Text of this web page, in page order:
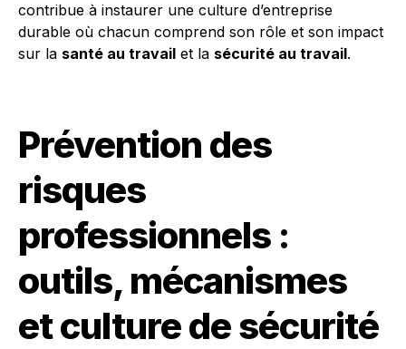
contribue à instaurer une culture d’entreprise
durable où chacun comprend son rôle et son impact
sur la santé au travail et la sécurité au travail.
Prévention des
risques
professionnels :
outils, mécanismes
et culture de sécurité